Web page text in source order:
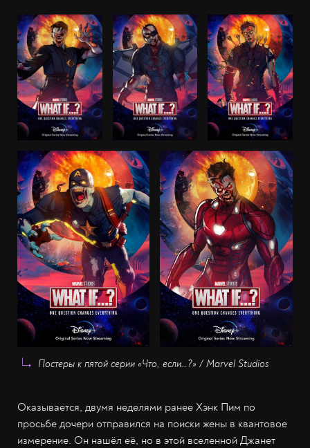
Постеры к пятой серии «Что, если…?» / Marvel Studios
Оказывается, двумя неделями ранее Хэнк Пим по
просьбе дочери отправился на поиски жены в квантовое
измерение. Он нашёл её, но в этой вселенной Джанет